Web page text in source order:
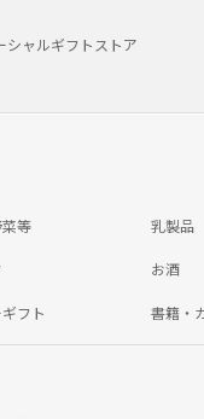
シャルギフトストア
等 乳製品
お酒
フト 書籍・